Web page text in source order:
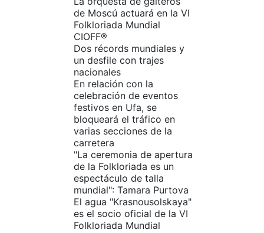
de Moscú actuará en la VI
Folkloriada Mundial
CIOFF®️
Dos récords mundiales y
un desfile con trajes
nacionales
En relación con la
celebración de eventos
festivos en Ufa, se
bloqueará el tráfico en
varias secciones de la
carretera
"La ceremonia de apertura
de la Folkloriada es un
espectáculo de talla
mundial": Tamara Purtova
El agua "Krasnousolskaya"
es el socio oficial de la VI
Folkloriada Mundial